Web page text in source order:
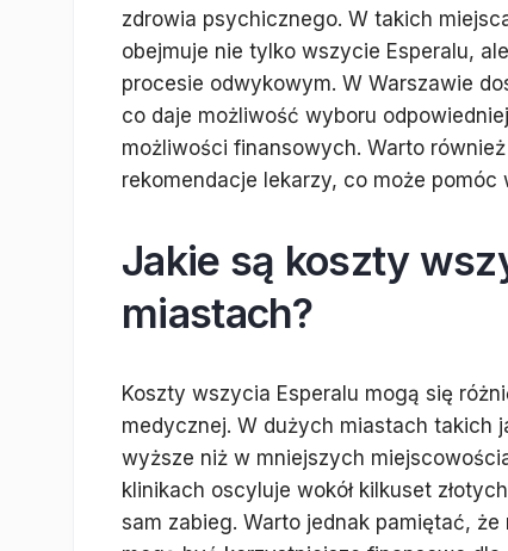
zdrowia psychicznego. W takich
obejmuje nie tylko wszycie Esperalu,
procesie odwykowym. W Warszawie
co daje możliwość wyboru
możliwości finansowych. Warto
rekomendacje lekarzy, co może
Jakie są koszty
miastach?
Koszty wszycia Esperalu mogą się
medycznej. W dużych miastach takich
wyższe niż w mniejszych
klinikach oscyluje wokół kilkuset
sam zabieg. Warto jednak pamiętać,